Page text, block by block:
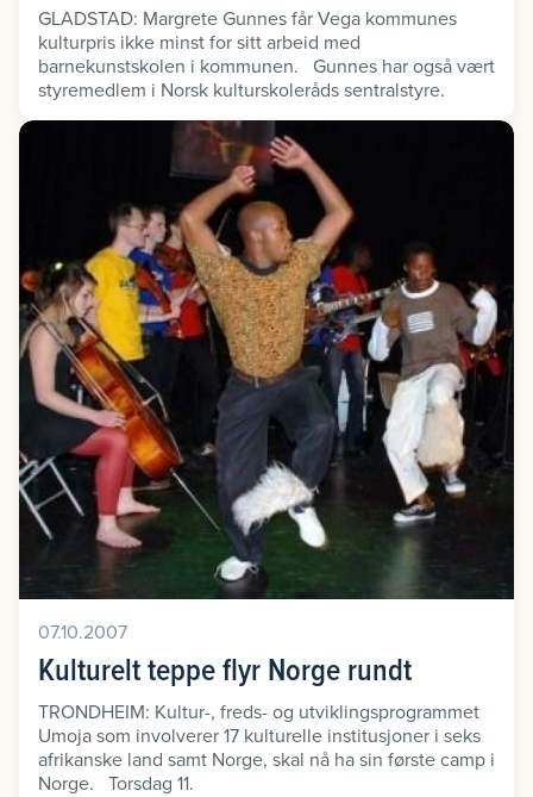
GLADSTAD: Margrete Gunnes får Vega kommunes
kulturpris ikke minst for sitt arbeid med
barnekunstskolen i kommunen. Gunnes har også vært
styremedlem i Norsk kulturskoleråds sentralstyre.
07.10.2007
Kulturelt teppe flyr Norge rundt
TRONDHEIM: Kultur-, freds- og utviklingsprogrammet
Umoja som involverer 17 kulturelle institusjoner i seks
afrikanske land samt Norge, skal nå ha sin første camp i
Norge. Torsdag 11.